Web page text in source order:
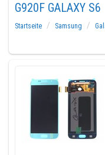
G920F GALAXY S6
Startseite Samsung